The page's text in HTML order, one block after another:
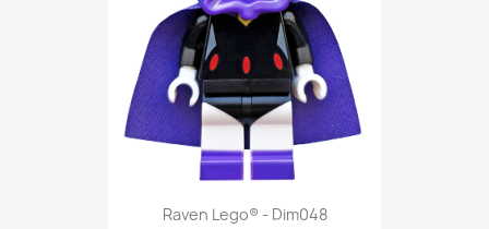
Raven Lego® - Dim048